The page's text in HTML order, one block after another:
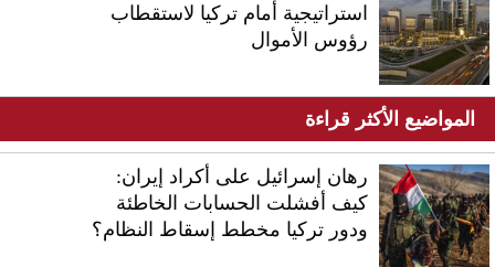
استراتيجية أمام تركيا لاستقطاب
رؤوس الأموال
المواضيع الأكثر قراءة
رهان إسرائيل على أكراد إيران:
كيف أفشلت الحسابات الخاطئة
ودور تركيا مخطط إسقاط النظام؟